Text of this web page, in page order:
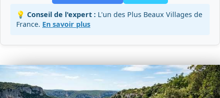
💡 Conseil de l'expert : L'un des Plus Beaux Villages de
France. En savoir plus